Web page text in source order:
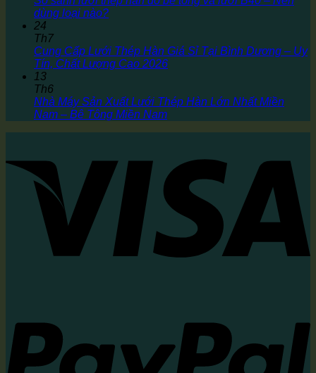
dùng loại nào?
24
Th7
Cung Cấp Lưới Thép Hàn Giá Sỉ Tại Bình Dương – Uy
Tín, Chất Lượng Cao 2026
13
Th6
Nhà Máy Sản Xuất Lưới Thép Hàn Lớn Nhất Miền
Nam – Bê Tông Miền Nam